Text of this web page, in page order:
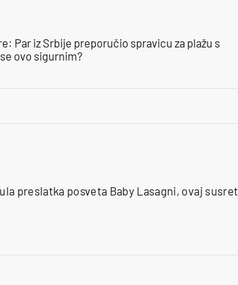
Par iz Srbije preporučio spravicu za plažu s
ovo sigurnim?
preslatka posveta Baby Lasagni, ovaj susret